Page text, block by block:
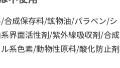
合成保存料/鉱物油/パラベン/シ
界面活性剤/紫外線吸収剤/合成
系色素/動物性原料/酸化防止剤